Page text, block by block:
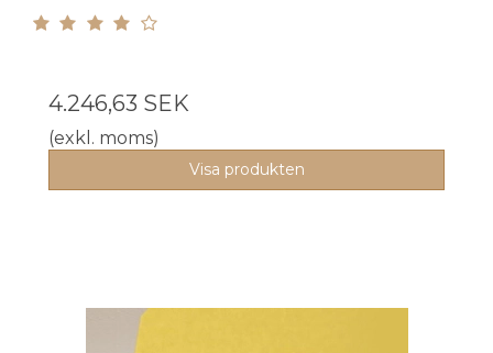
4.246,63 SEK
(exkl. moms)
Visa produkten